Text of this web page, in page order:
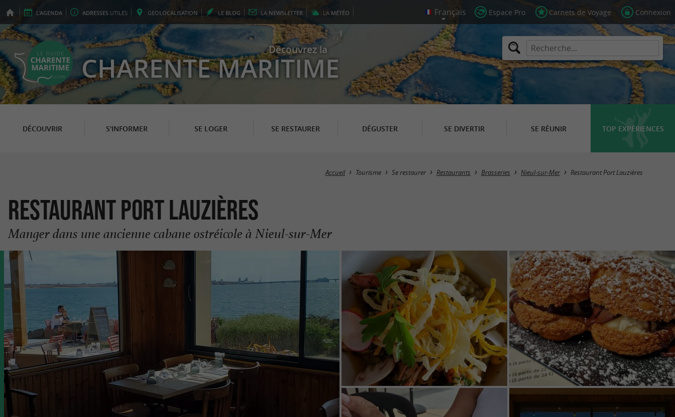
L'AGENDA ADRESSES UTILES GEOLOCALISATION LE BLOG LA NEWSLETTER LA MÉTÉO Espace Pro Carnets de Voyage Connexion
Découvrez la
CHARENTE MARITIME
DÉCOUVRIR S'INFORMER SE LOGER SE RESTAURER DÉGUSTER SE DIVERTIR SE RÉUNIR TOP EXPÉRIENCES
Accueil Tourisme Se restaurer Restaurants Brasseries Nieul-sur-Mer Restaurant Port Lauzières
Restaurant Port Lauzières
Manger dans une ancienne cabane ostréicole à Nieul-sur-Mer